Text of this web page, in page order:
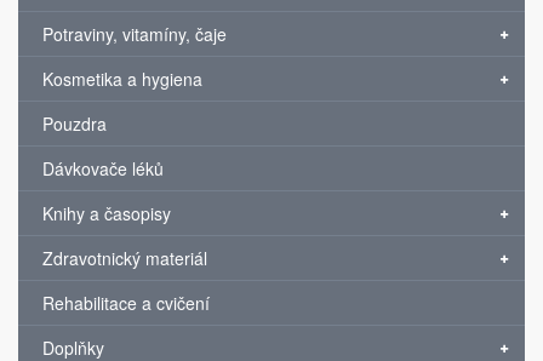
Potraviny, vitamíny, čaje
Kosmetika a hygiena
Pouzdra
Dávkovače léků
Knihy a časopisy
Zdravotnický materiál
Rehabilitace a cvičení
Doplňky